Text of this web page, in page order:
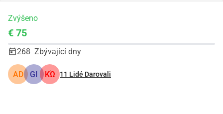
Zvýšeno
€ 75
268 Zbývající dny
AD GI ΚΏ 11 Lidé Darovali